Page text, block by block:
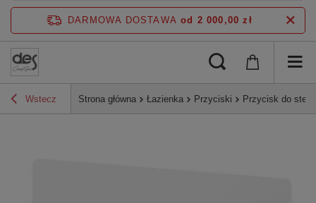
DARMOWA DOSTAWA od 2 000,00 zł
Wstecz Strona główna Łazienka Przyciski Przycisk do